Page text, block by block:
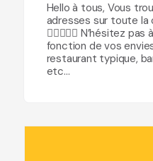
Hello à tous, Vous
adresses sur toute
🏄🏼‍♀️🍕🥩 N’hésitez
fonction de vos
restaurant typique,
etc...